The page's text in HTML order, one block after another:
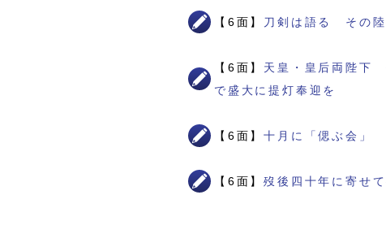
【6面】 刀剣は語る その
【6面】 天皇・皇后両陛下
で盛大に提灯奉迎を
【6面】十月に「偲ぶ会」
【6面】歿後四十年に寄